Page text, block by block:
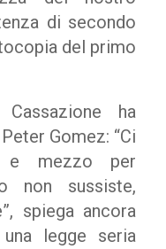
di secondo
del primo
Cassazione ha
Gomez: “Ci
mezzo per
non sussiste,
spiega ancora
legge seria